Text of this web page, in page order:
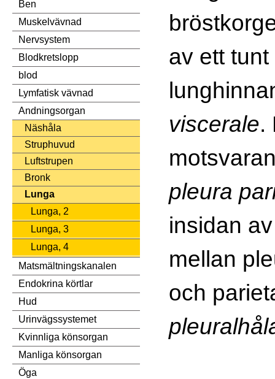
Ben
Muskelvävnad
Nervsystem
Blodkretslopp
blod
Lymfatisk vävnad
Andningsorgan
Näshåla
Struphuvud
Luftstrupen
Bronk
Lunga
Lunga, 2
Lunga, 3
Lunga, 4
Matsmältningskanalen
Endokrina körtlar
Hud
Urinvägssystemet
Kvinnliga könsorgan
Manliga könsorgan
Öga
av ett
viscerale.
pleura
insidan
mellan
och